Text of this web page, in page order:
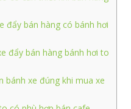
đẩy bán hàng có bánh hơi
đẩy bán hàng bánh hơi to
bánh xe đúng khi mua xe